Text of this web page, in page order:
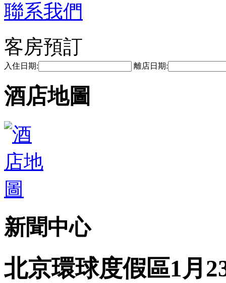
聯系我們
客房預訂
入住日期: 離店日期:
酒店地圖
新聞中心
北京環球度假區1月